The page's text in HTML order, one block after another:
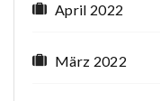
April 2022
März 2022